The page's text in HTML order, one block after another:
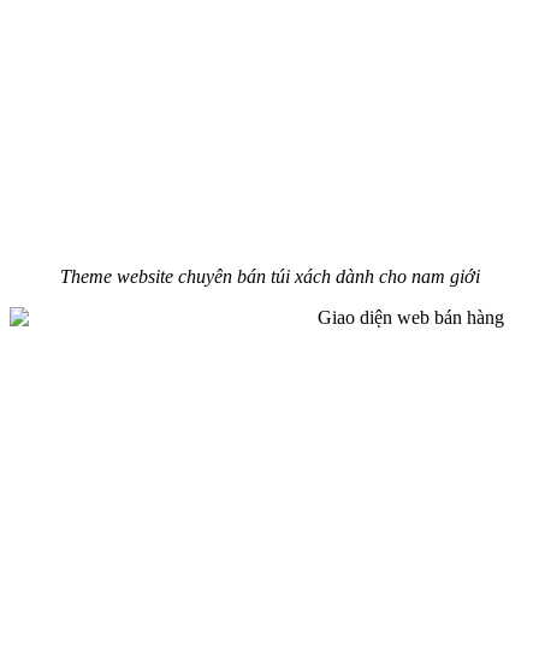
Theme website chuyên bán túi xách dành cho nam giới